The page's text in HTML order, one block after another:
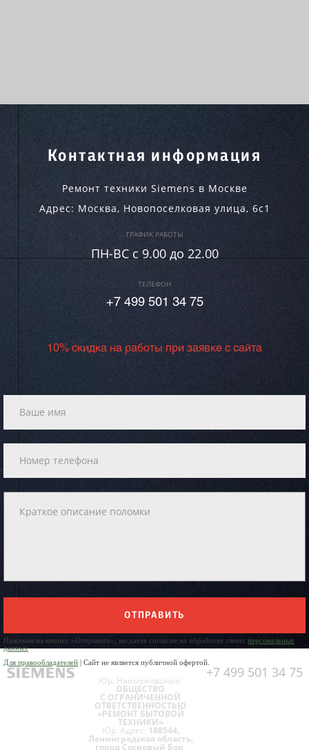
Контактная информация
Ремонт техники Siemens в Москве
Адрес: Москва, Новопоселковая улица, 6с1
ГРАФИК РАБОТЫ
ПН-ВC c 9.00 до 22.00
ТЕЛЕФОН
+7 499 501 34 75
10% скидка на работы при заявке с сайта
ОТПРАВИТЬ
Нажимая на кнопку «Отправить», вы даете согласие на обработку своих персональных
данных
Для правообладателей | Сайт не является публичной офертой.
+7 499 501 34 75
Юр. Наименование:
ОБЩЕСТВО
С ОГРАНИЧЕННОЙ
ОТВЕТСТВЕННОСТЬЮ
«РЕМОНТ БЫТОВОЙ
ТЕХНИКИ»
Юр. Адрес: 188544,
Ленинградская область,
город Сосновый Бор,